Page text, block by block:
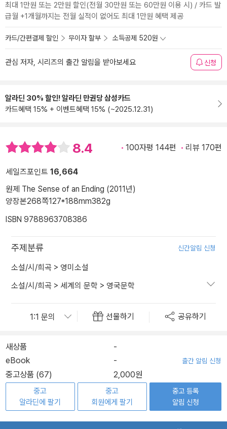
최대 1만원 또는 2만원 할인(전월 30만원 또는 60만원 이용 시) / 카드 발
급월 +1개월까지는 전월 실적이 없어도 최대 1만원 혜택 제공
카드/간편결제 할인 무이자 할부 소득공제 520원
관심 저자, 시리즈의 출간 알림을 받아보세요 신청
알라딘 30% 할인! 알라딘 만권당 삼성카드
카드혜택 15% + 이벤트혜택 15% (~2025.12.31)
8.4 100자평 144편 리뷰 170편
세일즈포인트 16,664
원제 The Sense of an Ending (2011년)
양장본268쪽127*188mm382g
ISBN 9788963708386
주제분류 신간알림 신청
소설/시/희곡 > 영미소설
소설/시/희곡 > 세계의 문학 > 영국문학
선물하기 공유하기
새상품
-
eBook
- 출간 알림 신청
중고상품 (67) 2,000원
중고
알라딘에 팔기
중고
회원에게 팔기
중고 등록
알림 신청